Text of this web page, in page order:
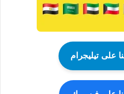
على تيليجرام